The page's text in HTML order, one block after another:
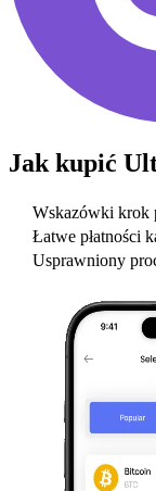
Jak kupić
Wskazówki krok
Łatwe płatności
Usprawniony